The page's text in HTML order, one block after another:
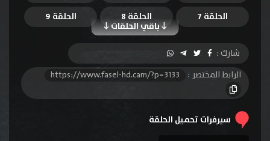
باقي الحلقات
الحلقة 7 الحلقة 8
الحلقة 9
الحلقة 10
شارك :
الرابط المختصر :
https://www.fasel-hd.cam/?p=3133
سيرفرات تحميل الحلقة